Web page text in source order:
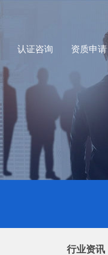
认证咨询 资质申请
行业资讯